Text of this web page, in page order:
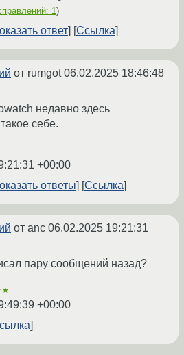
1)
ответ Ссылка
от rumgot06.02.2025 18:46:48
недавно здесь
себе.
+00:00
ответы Ссылка
от anc 06.02.2025 19:21:31
пару сообщений назад?
+00:00